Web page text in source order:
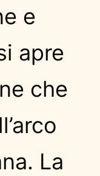
e
apre
che
La